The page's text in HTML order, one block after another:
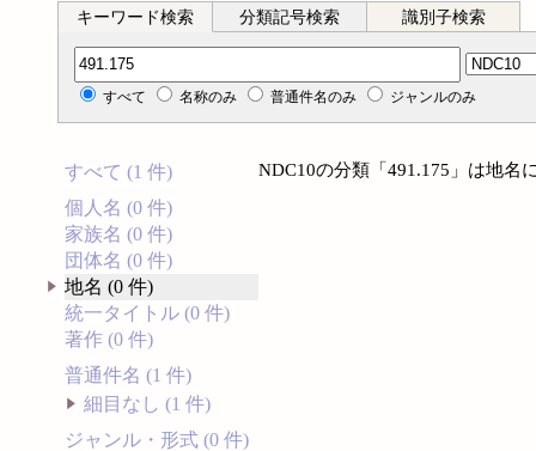
キーワード検索 分類記号検索 識別子検索
分類記号検索
すべて 名称のみ 普通件名のみ ジャンルのみ
すべて (1 件)
個人名 (0 件)
家族名 (0 件)
団体名 (0 件)
地名 (0 件)
統一タイトル (0 件)
著作 (0 件)
普通件名 (1 件)
細目なし (1 件)
ジャンル・形式 (0 件)
NDC10の分類「491.175」は地名